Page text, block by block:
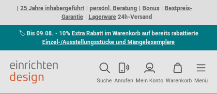
25 Jahre inhabergeführt persönl. Beratung Bonus
Bestpreis-
Garantie
Lagerware24h-Versand
🏷Bis 09.08. - 10% Extra Rabatt im Warenkorb auf bereits rabattierte
Einzel-/Ausstellungsstücke und Mängelexemplare
Suche Anrufen Mein Konto Warenkorb Menü